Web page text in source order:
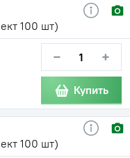
100 шт)
− +
Купить
100 шт)